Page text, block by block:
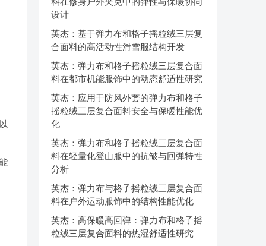
设计
英杰：基于弹力布和格子摇粒绒三层复
合面料的高活动性滑雪服结构开发
英杰：弹力布和格子摇粒绒三层复合面
料在都市机能服饰中的动态舒适性研究
英杰：应用于防风外套的弹力布和格子
摇粒绒三层复合面料安全与保暖性能优
化
英杰：弹力布和格子摇粒绒三层复合面
料在轻量化登山服中的抗皱与回弹特性
分析
英杰：弹力布与格子摇粒绒三层复合面
料在户外运动服饰中的结构性能优化
英杰：高保暖高回弹：弹力布和格子摇
粒绒三层复合面料的热湿舒适性研究